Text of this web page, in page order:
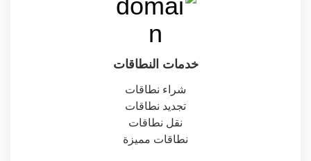
خدمات النطاقات
شراء نطاقات
تجديد نطاقات
نقل نطاقات
نطاقات مميزة